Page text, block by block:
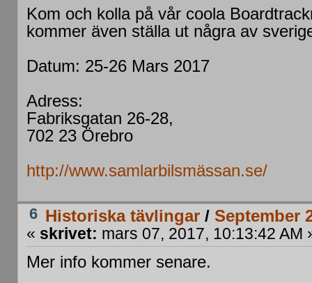
Kom och kolla på vår coola
kommer även ställa ut några av
Datum: 25-26 Mars 2017
Adress:
Fabriksgatan 26-28,
702 23 Örebro
http://www.samlarbilsmässan.se/
6 Historiska tävlingar /September
« skrivet: mars 07, 2017, 10:13:42 AM
Mer info kommer senare.